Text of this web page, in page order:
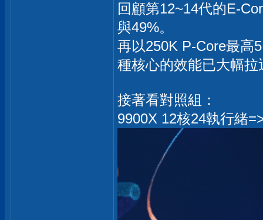
回顧第12~14代的E-
與49%。
再以250K P-Core最高
種核心的效能已大幅拉
接著看對照組：
9900X 12核24執行緒